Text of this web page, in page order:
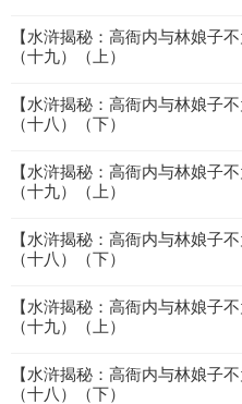
【水浒揭秘：高衙内与林娘子
（十九）（上）
【水浒揭秘：高衙内与林娘子
（十八）（下）
【水浒揭秘：高衙内与林娘子
（十九）（上）
【水浒揭秘：高衙内与林娘子
（十八）（下）
【水浒揭秘：高衙内与林娘子
（十九）（上）
【水浒揭秘：高衙内与林娘子
（十八）（下）